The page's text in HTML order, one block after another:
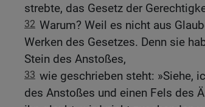
strebte, das Gesetz der
32 Warum? Weil es nicht aus
Werken des Gesetzes. Denn sie
Stein des Anstoßes,
33 wie geschrieben steht: »Siehe,
des Anstoßes und einen Fels des